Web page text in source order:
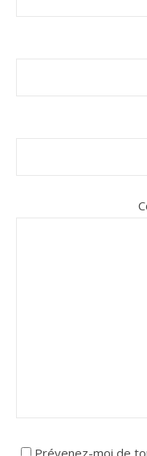
Prévenez-moi de